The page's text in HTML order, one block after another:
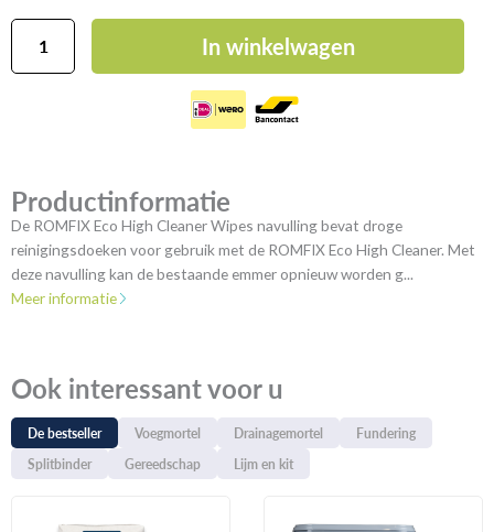
Eco
cleaner
In winkelwagen
Productinformatie
De ROMFIX Eco High Cleaner Wipes navulling bevat droge
reinigingsdoeken voor gebruik met de ROMFIX Eco High Cleaner. Met
deze navulling kan de bestaande emmer opnieuw worden g...
Meer informatie
Ook interessant voor u
De bestseller Voegmortel Drainagemortel
Fundering
Splitbinder
Gereedschap Lijm en kit